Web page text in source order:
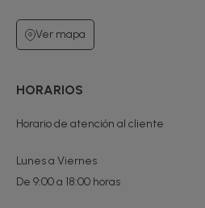
Ver mapa
HORARIOS
Horario de atención al cliente
Lunes a Viernes
De 9:00 a 18:00 horas